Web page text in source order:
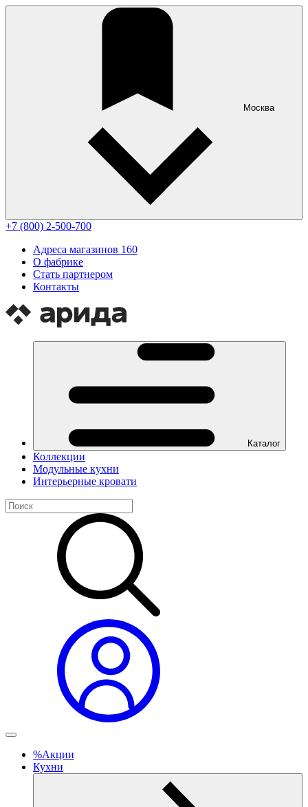
Москва
+7 (800) 2-500-700
Адреса магазинов 160
О фабрике
Стать партнером
Контакты
Каталог
Коллекции
Модульные кухни
Интерьерные кровати
%Акции
Кухни